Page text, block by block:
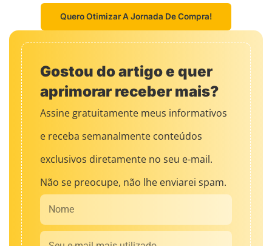
Quero Otimizar A Jornada De Compra!
Gostou do artigo e quer
aprimorar receber mais?
Assine gratuitamente meus informativos
e receba semanalmente conteúdos
exclusivos diretamente no seu e-mail.
Não se preocupe, não lhe enviarei spam.
Nome
Email